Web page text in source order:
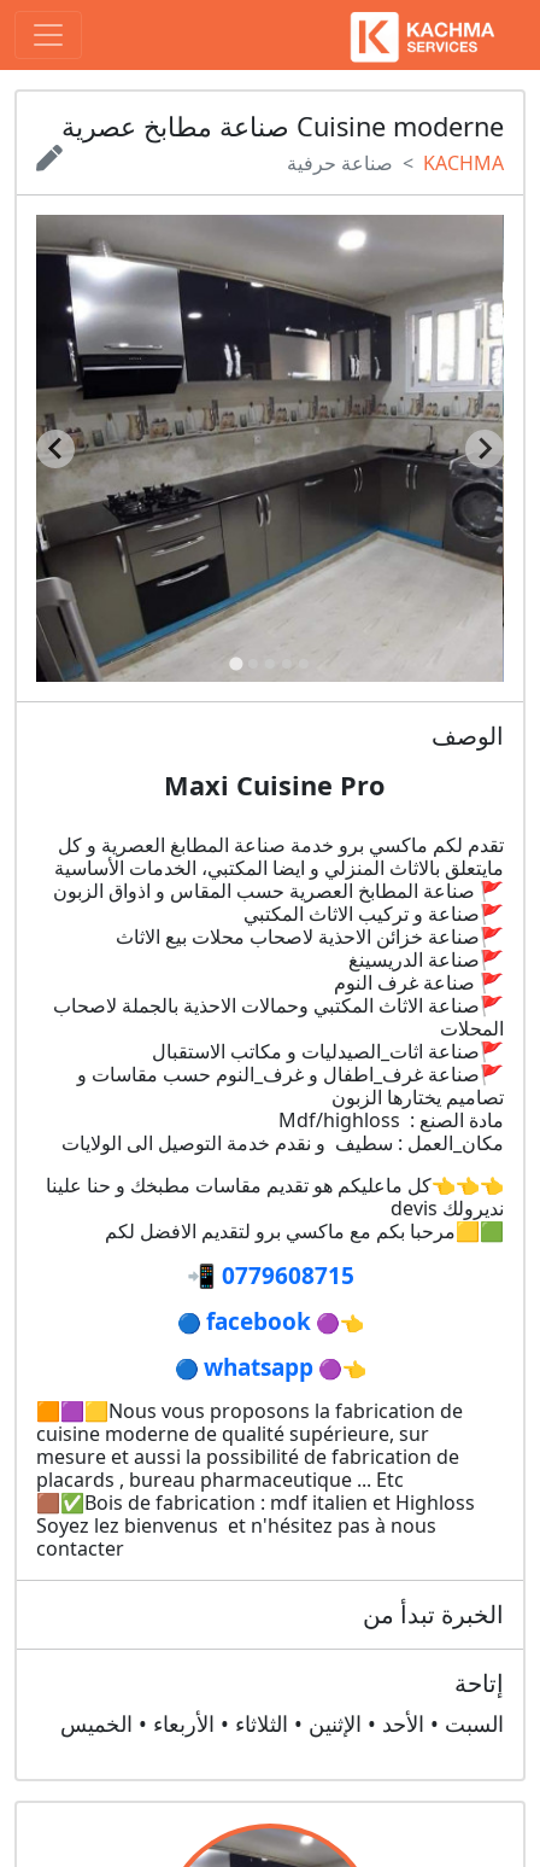
Cuisine moderne صناعة مطابخ عصرية
KACHMA صناعة حرفية
الوصف
Maxi Cuisine Pro
تقدم لكم ماكسي برو خدمة صناعة المطابغ العصرية و كل
مايتعلق بالاثاث المنزلي و ايضا المكتبي، الخدمات الأساسية
🚩 صناعة المطابخ العصرية حسب المقاس و اذواق الزبون
🚩صناعة و تركيب الاثاث المكتبي
🚩صناعة خزائن الاحذية لاصحاب محلات بيع الاثاث
🚩صناعة الدريسينغ
🚩 صناعة غرف النوم
🚩صناعة الاثاث المكتبي وحمالات الاحذية بالجملة لاصحاب
المحلات
🚩صناعة اثات_الصيدليات و مكاتب الاستقبال
🚩صناعة غرف_اطفال و غرف_النوم حسب مقاسات و
تصاميم يختارها الزبون
مادة الصنع : Mdf/highloss
مكان_العمل : سطيف و نقدم خدمة التوصيل الى الولايات
👈👈👈كل ماعليكم هو تقديم مقاسات مطبخك و حنا علينا
نديرولك devis
🟩🟨مرحبا بكم مع ماكسي برو لتقديم الافضل لكم
📲 0779608715
🔵 facebook🟣👈
🔵 whatsapp 🟣👈
🟧🟪🟨Nous vous proposons la fabrication de
cuisine moderne de qualité supérieure, sur
mesure et aussi la possibilité de fabrication de
placards , bureau pharmaceutique ... Etc
🟫✅Bois de fabrication : mdf italien et Highloss
Soyez lez bienvenus et n'hésitez pas à nous
contacter
الخبرة تبدأ من
إتاحة
السبت • الأحد • الإثنين • الثلاثاء • الأربعاء • الخميس